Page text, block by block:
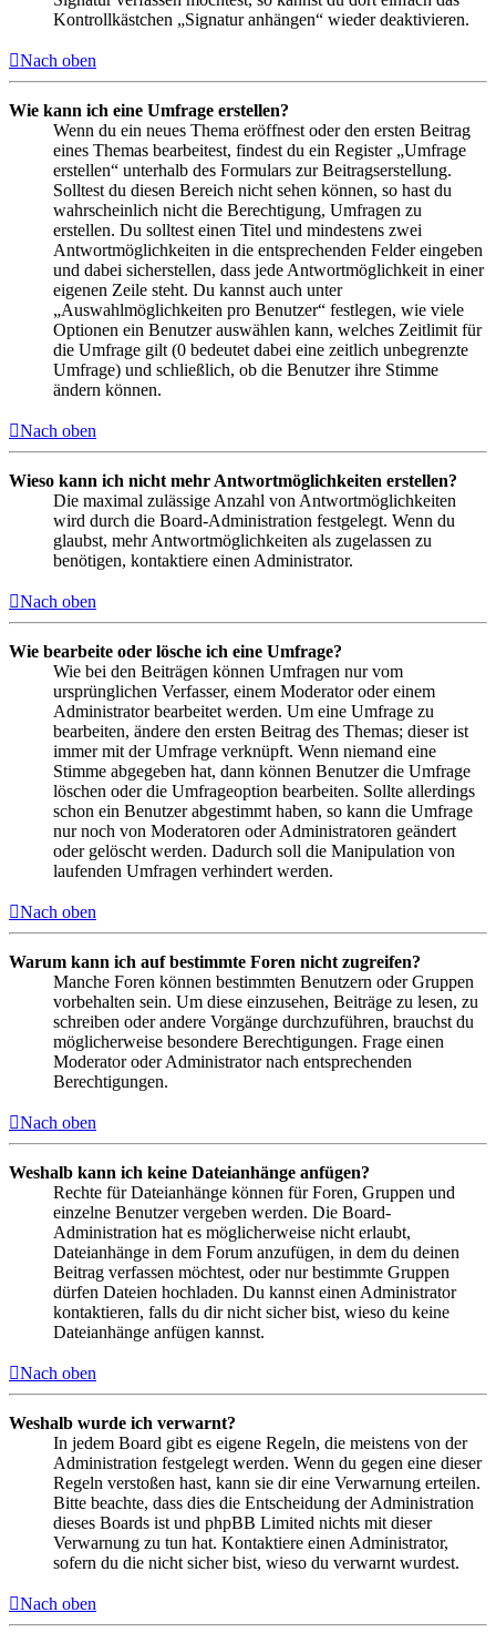
Kontrollkästchen „Signatur anhängen“ wieder deaktivieren.
Nach oben
Wie kann ich eine Umfrage erstellen?
Wenn du ein neues Thema eröffnest oder den ersten Beitrag
eines Themas bearbeitest, findest du ein Register „Umfrage
erstellen“ unterhalb des Formulars zur Beitragserstellung.
Solltest du diesen Bereich nicht sehen können, so hast du
wahrscheinlich nicht die Berechtigung, Umfragen zu
erstellen. Du solltest einen Titel und mindestens zwei
Antwortmöglichkeiten in die entsprechenden Felder eingeben
und dabei sicherstellen, dass jede Antwortmöglichkeit in einer
eigenen Zeile steht. Du kannst auch unter
„Auswahlmöglichkeiten pro Benutzer“ festlegen, wie viele
Optionen ein Benutzer auswählen kann, welches Zeitlimit für
die Umfrage gilt (0 bedeutet dabei eine zeitlich unbegrenzte
Umfrage) und schließlich, ob die Benutzer ihre Stimme
ändern können.
Nach oben
Wieso kann ich nicht mehr Antwortmöglichkeiten erstellen?
Die maximal zulässige Anzahl von Antwortmöglichkeiten
wird durch die Board-Administration festgelegt. Wenn du
glaubst, mehr Antwortmöglichkeiten als zugelassen zu
benötigen, kontaktiere einen Administrator.
Nach oben
Wie bearbeite oder lösche ich eine Umfrage?
Wie bei den Beiträgen können Umfragen nur vom
ursprünglichen Verfasser, einem Moderator oder einem
Administrator bearbeitet werden. Um eine Umfrage zu
bearbeiten, ändere den ersten Beitrag des Themas; dieser ist
immer mit der Umfrage verknüpft. Wenn niemand eine
Stimme abgegeben hat, dann können Benutzer die Umfrage
löschen oder die Umfrageoption bearbeiten. Sollte allerdings
schon ein Benutzer abgestimmt haben, so kann die Umfrage
nur noch von Moderatoren oder Administratoren geändert
oder gelöscht werden. Dadurch soll die Manipulation von
laufenden Umfragen verhindert werden.
Nach oben
Warum kann ich auf bestimmte Foren nicht zugreifen?
Manche Foren können bestimmten Benutzern oder Gruppen
vorbehalten sein. Um diese einzusehen, Beiträge zu lesen, zu
schreiben oder andere Vorgänge durchzuführen, brauchst du
möglicherweise besondere Berechtigungen. Frage einen
Moderator oder Administrator nach entsprechenden
Berechtigungen.
Nach oben
Weshalb kann ich keine Dateianhänge anfügen?
Rechte für Dateianhänge können für Foren, Gruppen und
einzelne Benutzer vergeben werden. Die Board-
Administration hat es möglicherweise nicht erlaubt,
Dateianhänge in dem Forum anzufügen, in dem du deinen
Beitrag verfassen möchtest, oder nur bestimmte Gruppen
dürfen Dateien hochladen. Du kannst einen Administrator
kontaktieren, falls du dir nicht sicher bist, wieso du keine
Dateianhänge anfügen kannst.
Nach oben
Weshalb wurde ich verwarnt?
In jedem Board gibt es eigene Regeln, die meistens von der
Administration festgelegt werden. Wenn du gegen eine dieser
Regeln verstoßen hast, kann sie dir eine Verwarnung erteilen.
Bitte beachte, dass dies die Entscheidung der Administration
dieses Boards ist und phpBB Limited nichts mit dieser
Verwarnung zu tun hat. Kontaktiere einen Administrator,
sofern du die nicht sicher bist, wieso du verwarnt wurdest.
Nach oben